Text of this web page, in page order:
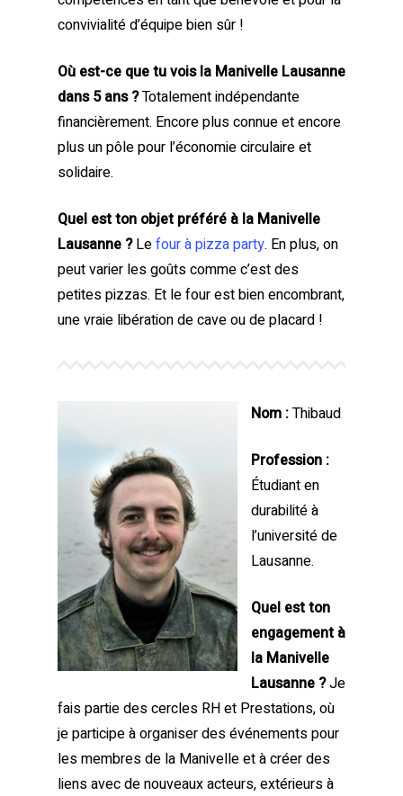
convivialité d’équipe bien sûr !
Où est-ce que tu vois la Manivelle Lausanne
dans 5 ans ?Totalement indépendante
financièrement. Encore plus connue et encore
plus un pôle pour l’économie circulaire et
solidaire.
Quel est ton objet préféré à la Manivelle
Lausanne ?Lefour à pizza party. En plus, on
peut varier les goûts comme c’est des
petites pizzas. Et le four est bien encombrant,
une vraie libération de cave ou de placard !
Nom :Thibaud
Profession :
Étudiant en
durabilité à
l’université de
Lausanne.
Quel est ton
engagement à
la Manivelle
Lausanne ?Je
fais partie des cercles RH et Prestations, où
je participe à organiser des événements pour
les membres de la Manivelle et à créer des
liens avec de nouveaux acteurs, extérieurs à